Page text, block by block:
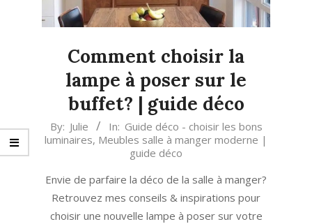
Comment choisir la
lampe à poser sur le
buffet? | guide déco
2022-
12-
By: Julie In: Guide déco - choisir les bons
luminaires, Meubles salle à manger moderne |
guide déco
Envie de parfaire la déco de la salle à manger?
Retrouvez mes conseils & inspirations pour
choisir une nouvelle lampe à poser sur votre